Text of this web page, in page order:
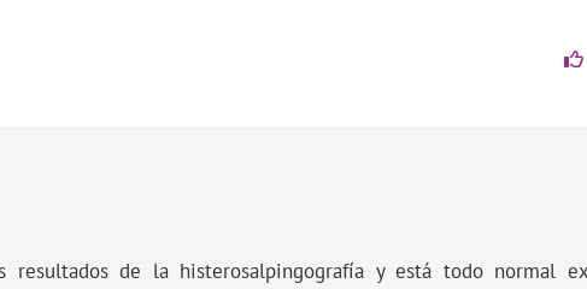
resultados de la histerosalpingografía y está todo normal